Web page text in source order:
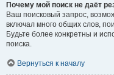
Почему мой поиск не даёт
Ваш поисковый запрос,
включал много общих слов,
Будьте более конкретны и
поиска.
Вернуться к началу